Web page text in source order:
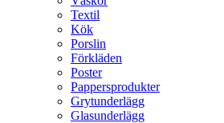
Textil
Kök
Porslin
Förkläden
Poster
Pappersprodukter
Grytunderlägg
Glasunderlägg